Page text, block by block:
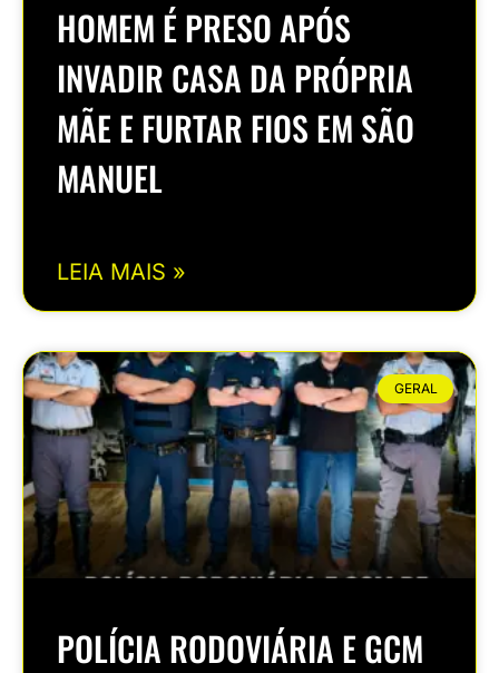
HOMEM É PRESO APÓS
INVADIR CASA DA PRÓPRIA
MÃE E FURTAR FIOS EM SÃO
MANUEL
LEIA MAIS »
GERAL
POLÍCIA RODOVIÁRIA E GCM